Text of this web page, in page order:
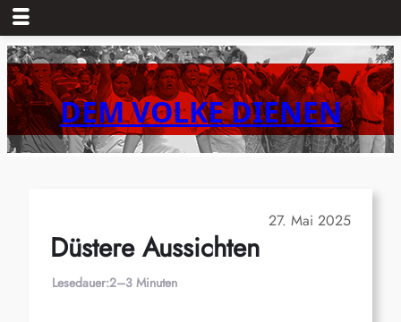
Zum
Inhalt
springenDEM VOLKE DIENEN
27. Mai 2025
Düstere Aussichten
Lesedauer:2–3 Minuten